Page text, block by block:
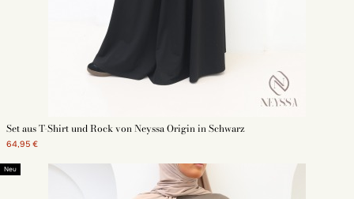
Set aus T-Shirt und Rock von Neyssa Origin in Schwarz
64,95 €
Neu